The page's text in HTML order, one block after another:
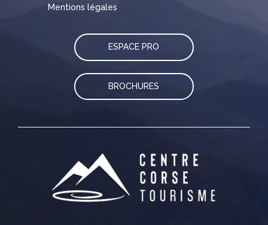
Mentions légales
ESPACE PRO
BROCHURES